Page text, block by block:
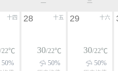
十四
/22℃
50%
十五
28
30/22℃
50%
十六
29
30/22℃
50%